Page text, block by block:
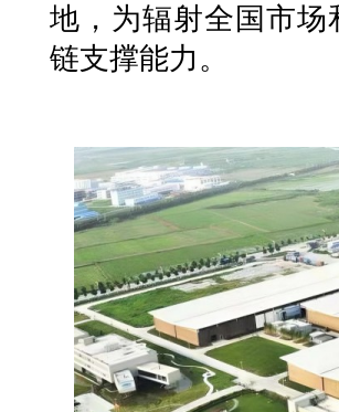
地，为辐射全国市
链支撑能力。